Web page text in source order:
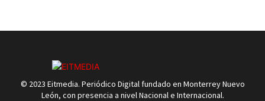
© 2023 Eitmedia. Periódico Digital fundado en Monterrey Nuevo
León, con presencia a nivel Nacional e Internacional.